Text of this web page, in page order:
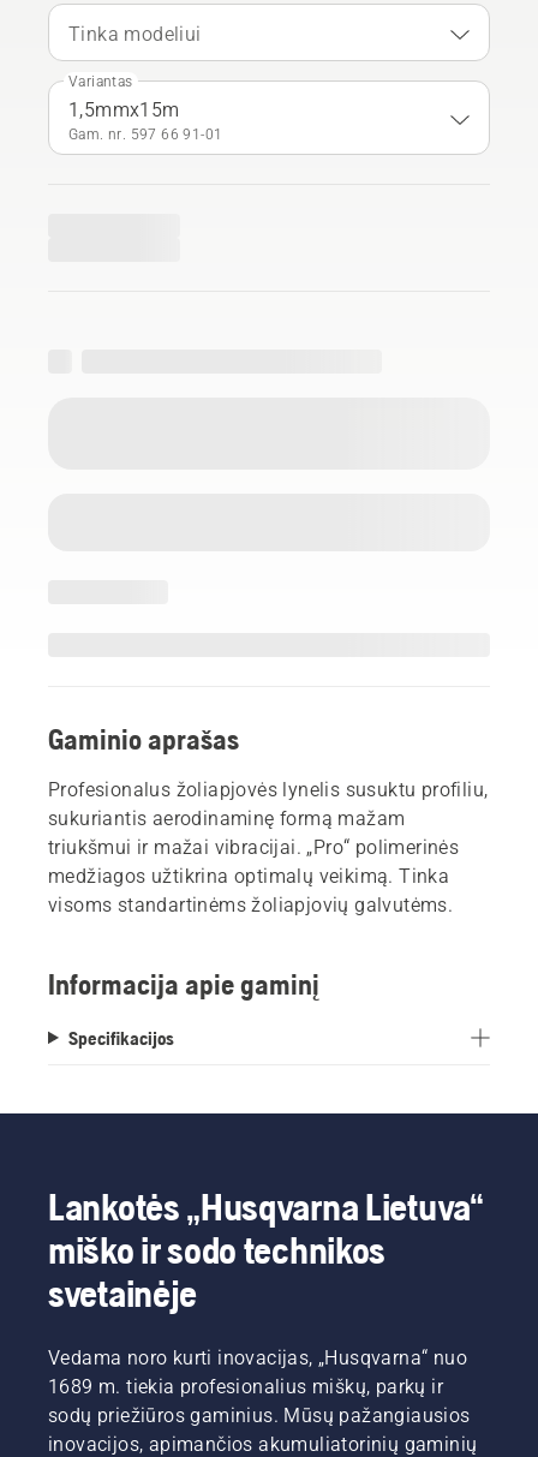
Tinka modeliui
Variantas
1,5mmx15m
Gam. nr. 597 66 91‑01
Gaminio aprašas
Profesionalus žoliapjovės lynelis susuktu profiliu,
sukuriantis aerodinaminę formą mažam
triukšmui ir mažai vibracijai. „Pro“ polimerinės
medžiagos užtikrina optimalų veikimą. Tinka
visoms standartinėms žoliapjovių galvutėms.
Informacija apie gaminį
Specifikacijos
Lankotės „Husqvarna Lietuva“
miško ir sodo technikos
svetainėje
Vedama noro kurti inovacijas, „Husqvarna“ nuo
1689 m. tiekia profesionalius miškų, parkų ir
sodų priežiūros gaminius. Mūsų pažangiausios
inovacijos, apimančios akumuliatorinių gaminių